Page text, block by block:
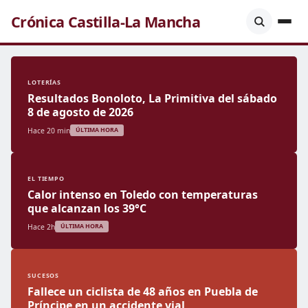
Crónica Castilla-La Mancha
LOTERÍAS
Resultados Bonoloto, La Primitiva del sábado
8 de agosto de 2026
Hace 20 min ÚLTIMA HORA
EL TIEMPO
Calor intenso en Toledo con temperaturas
que alcanzan los 39°C
Hace 2h ÚLTIMA HORA
SUCESOS
Fallece un ciclista de 48 años en Puebla de